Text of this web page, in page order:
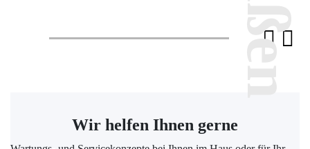
Wir helfen Ihnen gerne